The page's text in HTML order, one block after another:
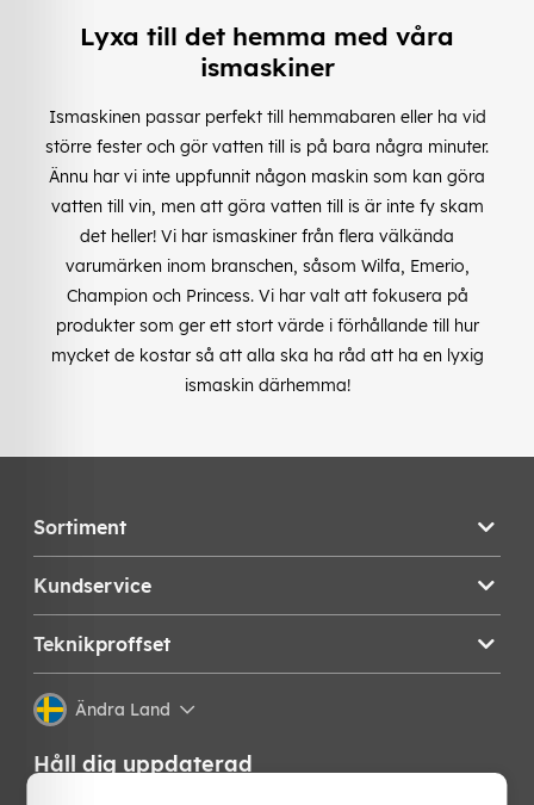
Lyxa till det hemma med våra
ismaskiner
Ismaskinen passar perfekt till hemmabaren eller ha vid
större fester och gör vatten till is på bara några minuter.
Ännu har vi inte uppfunnit någon maskin som kan göra
vatten till vin, men att göra vatten till is är inte fy skam
det heller! Vi har ismaskiner från flera välkända
varumärken inom branschen, såsom Wilfa, Emerio,
Champion och Princess. Vi har valt att fokusera på
produkter som ger ett stort värde i förhållande till hur
mycket de kostar så att alla ska ha råd att ha en lyxig
ismaskin därhemma!
Sortiment
Kundservice
Teknikproffset
Ändra Land
Håll dig uppdaterad